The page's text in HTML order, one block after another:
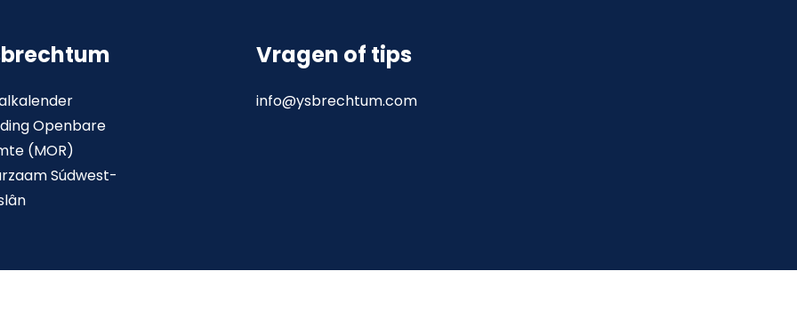
Openbare
(MOR)
Súdwest-
Vragen of tips
info@ysbrechtum.com